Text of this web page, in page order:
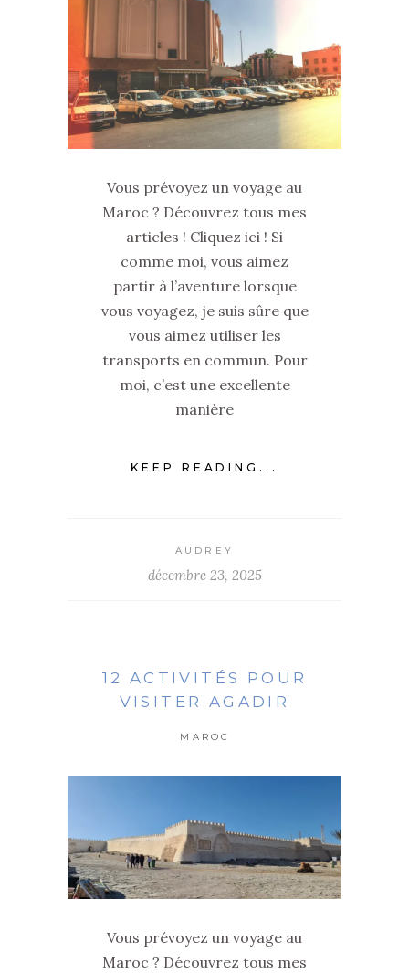
Vous prévoyez un voyage au
Maroc ? Découvrez tous mes
articles ! Cliquez ici ! Si
comme moi, vous aimez
partir à l’aventure lorsque
vous voyagez, je suis sûre que
vous aimez utiliser les
transports en commun. Pour
moi, c’est une excellente
manière
KEEP READING...
AUDREY
décembre 23, 2025
12 ACTIVITÉS POUR
VISITER AGADIR
MAROC
Vous prévoyez un voyage au
Maroc ? Découvrez tous mes